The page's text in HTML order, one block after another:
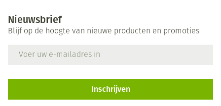
Nieuwsbrief
Blijf op de hoogte van nieuwe producten en promoties
Inschrijven